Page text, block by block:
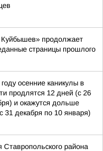
продолжает
страницы прошлого
осенние каникулы в
продлятся 12 дней (с 26
и окажутся дольше
31 декабря по 10 января)
Ставропольского района